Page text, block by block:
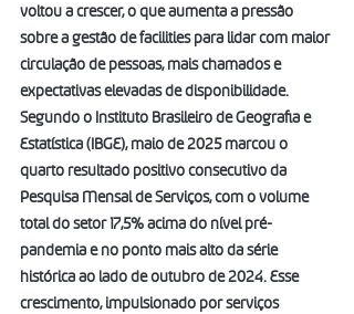
voltou a crescer, o que aumenta a pressão
sobre a gestão de facilities para lidar com maior
circulação de pessoas, mais chamados e
expectativas elevadas de disponibilidade.
Segundo o Instituto Brasileiro de Geografia e
Estatística (IBGE), maio de 2025 marcou o
quarto resultado positivo consecutivo da
Pesquisa Mensal de Serviços, com o volume
total do setor 17,5% acima do nível pré-
pandemia e no ponto mais alto da série
histórica ao lado de outubro de 2024. Esse
crescimento, impulsionado por serviços